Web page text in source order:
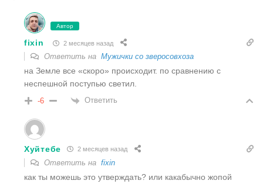
Автор
fixin 2 месяцев назад
Ответить на Мужички со зверосовхоза
на Земле все «скоро» происходит. по сравнению с
неспешной поступью светил.
-6 Ответить
Хуйтебе 2 месяцев назад
Ответить на fixin
как ты можешь это утверждать? или какабычно жопой